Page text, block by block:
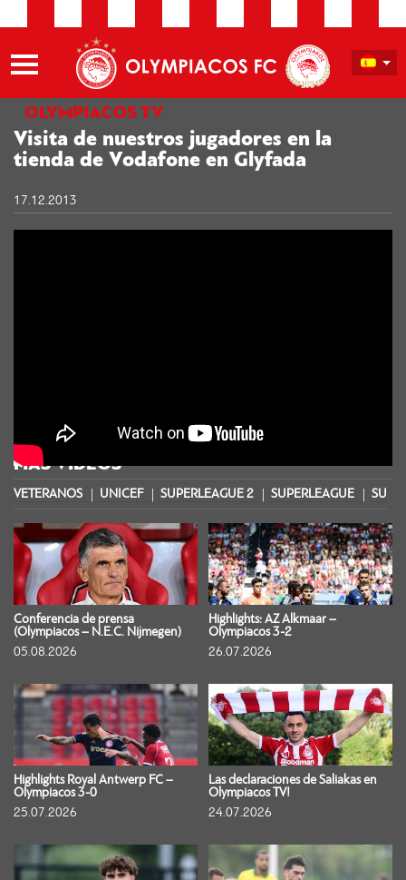
OLYMPIACOS TV
Visita de nuestros jugadores en la
tienda de Vodafone en Glyfada
17.12.2013
MÁS VIDEOS
VETERANOS UNICEF SUPERLEAGUE 2 SUPERLEAGUE
Conferencia de prensa
(Olympiacos – N.E.C. Nijmegen)
05.08.2026
Highlights: AZ Alkmaar –
Olympiacos 3-2
26.07.2026
Highlights Royal Antwerp FC –
Olympiacos 3-0
25.07.2026
Las declaraciones de Saliakas en
Olympiacos TV!
24.07.2026